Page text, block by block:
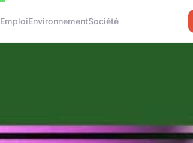
EmploiEnvironnementSociété